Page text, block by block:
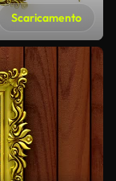
Scaricamento